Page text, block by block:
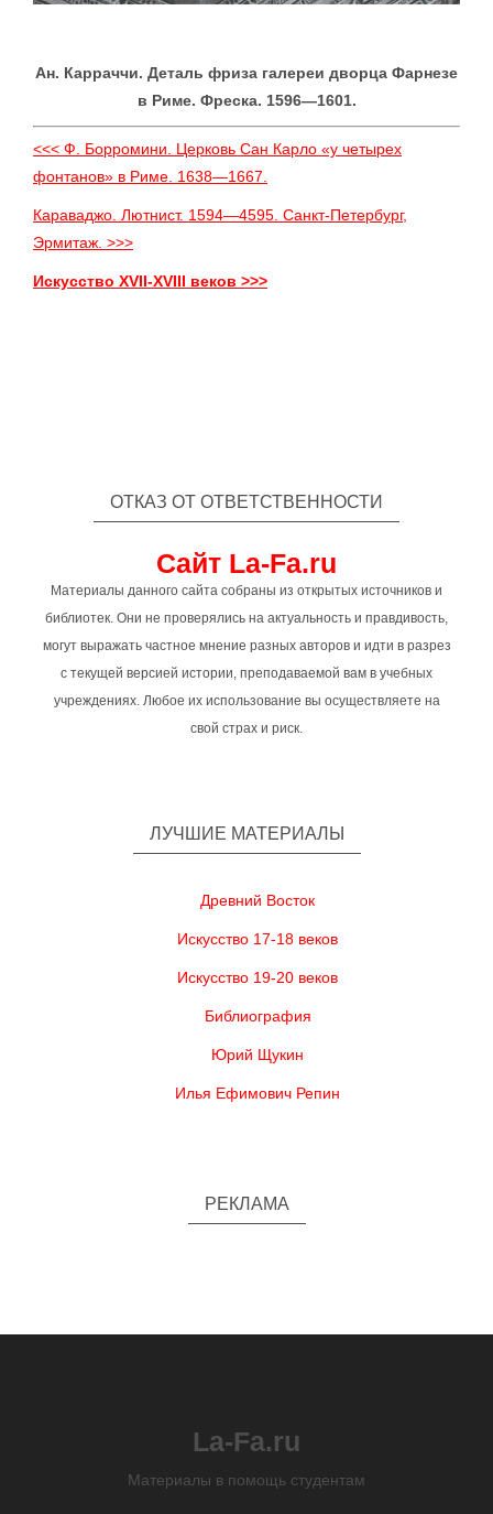
Ан. Карраччи. Деталь фриза галереи дворца Фарнезе
в Риме. Фреска. 1596—1601.
<<< Ф. Борромини. Церковь Сан Карло «у четырех
фонтанов» в Риме. 1638—1667.
Караваджо. Лютнист. 1594—4595. Санкт-Петербург,
Эрмитаж. >>>
Искусство XVII-XVIII веков >>>
ОТКАЗ ОТ ОТВЕТСТВЕННОСТИ
Сайт La-Fa.ru
Материалы данного сайта собраны из открытых источников и
библиотек. Они не проверялись на актуальность и правдивость,
могут выражать частное мнение разных авторов и идти в разрез
с текущей версией истории, преподаваемой вам в учебных
учреждениях. Любое их использование вы осуществляете на
свой страх и риск.
ЛУЧШИЕ МАТЕРИАЛЫ
Древний Восток
Искусство 17-18 веков
Искусство 19-20 веков
Библиография
Юрий Щукин
Илья Ефимович Репин
РЕКЛАМА
La-Fa.ru
Материалы в помощь студентам